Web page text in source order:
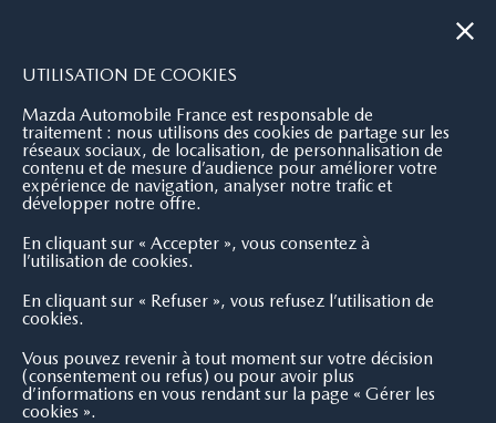
UTILISATION DE COOKIES
Mazda Automobile France est responsable de
traitement : nous utilisons des cookies de partage sur les
réseaux sociaux, de localisation, de personnalisation de
contenu et de mesure d’audience pour améliorer votre
expérience de navigation, analyser notre trafic et
développer notre offre.
En cliquant sur « Accepter », vous consentez à
l’utilisation de cookies.
En cliquant sur « Refuser », vous refusez l’utilisation de
cookies.
Vous pouvez revenir à tout moment sur votre décision
(consentement ou refus) ou pour avoir plus
d’informations en vous rendant sur la page « Gérer les
cookies ».